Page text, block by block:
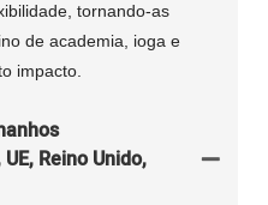
tornando-as
de academia, ioga e
impacto.
Reino Unido,